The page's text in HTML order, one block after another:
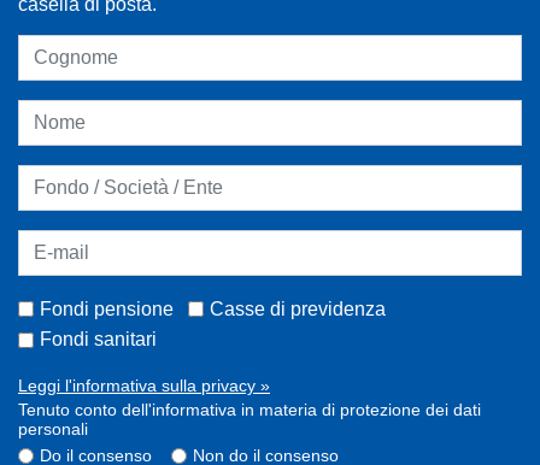
Fondi pensione
Casse di previdenza
Fondi sanitari
Leggi l'informativa sulla privacy »
Tenuto conto dell'informativa in materia di protezione dei dati
personali
Do il consenso
Non do il consenso